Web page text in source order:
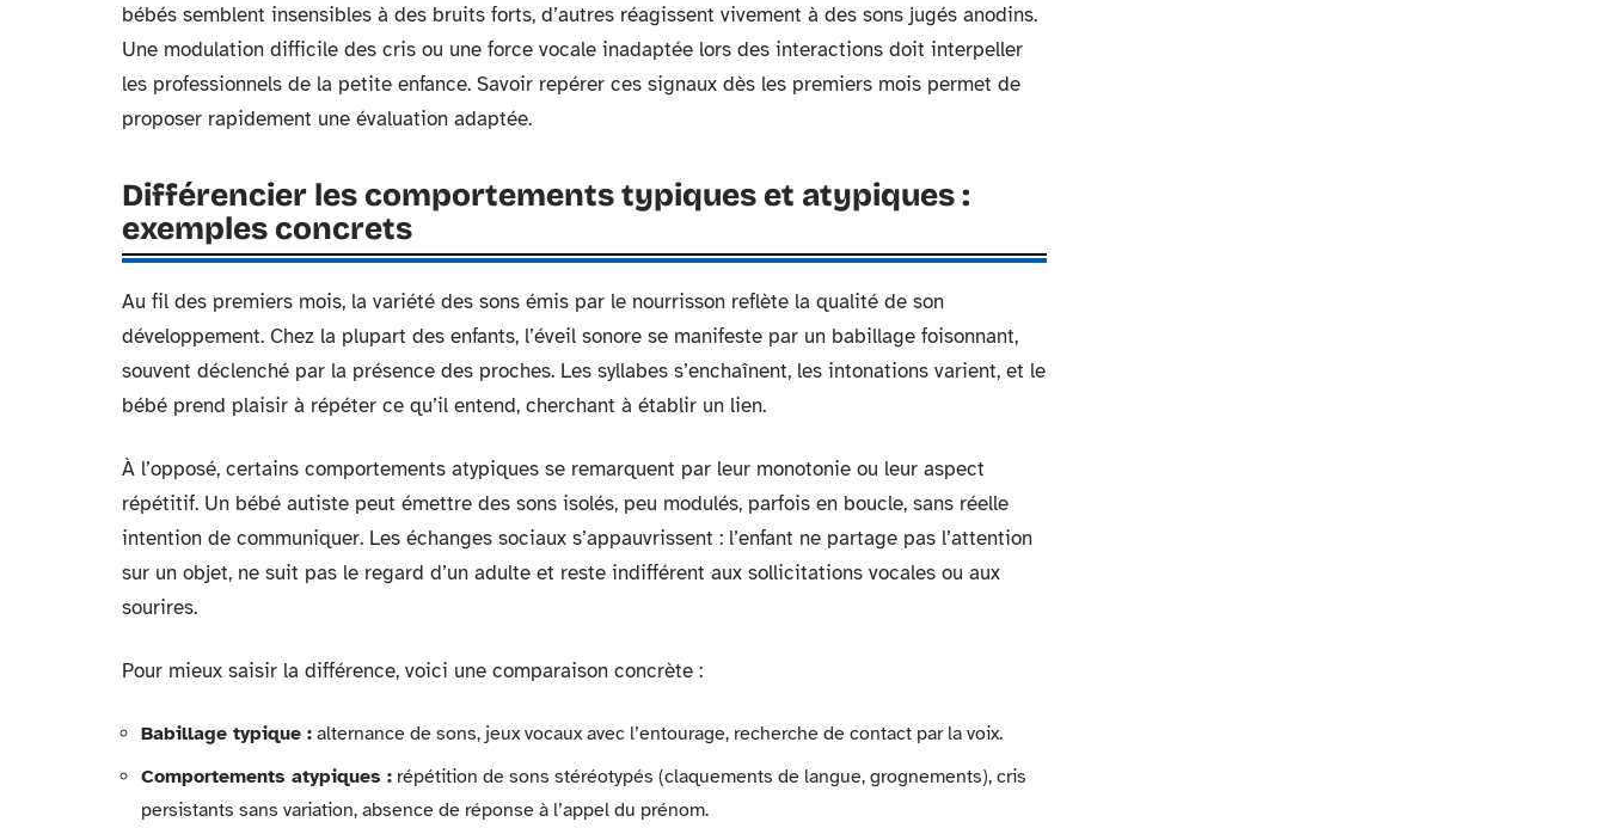
bébés semblent insensibles à des bruits forts, d’autres réagissent vivement à des sons jugés anodins.
Une modulation difficile des cris ou une force vocale inadaptée lors des interactions doit interpeller
les professionnels de la petite enfance. Savoir repérer ces signaux dès les premiers mois permet de
proposer rapidement une évaluation adaptée.
Différencier les comportements typiques et atypiques :
exemples concrets
Au fil des premiers mois, la variété des sons émis par le nourrisson reflète la qualité de son
développement. Chez la plupart des enfants, l’éveil sonore se manifeste par un babillage foisonnant,
souvent déclenché par la présence des proches. Les syllabes s’enchaînent, les intonations varient, et le
bébé prend plaisir à répéter ce qu’il entend, cherchant à établir un lien.
À l’opposé, certains comportements atypiques se remarquent par leur monotonie ou leur aspect
répétitif. Un bébé autiste peut émettre des sons isolés, peu modulés, parfois en boucle, sans réelle
intention de communiquer. Les échanges sociaux s’appauvrissent : l’enfant ne partage pas l’attention
sur un objet, ne suit pas le regard d’un adulte et reste indifférent aux sollicitations vocales ou aux
sourires.
Pour mieux saisir la différence, voici une comparaison concrète :
Babillage typique : alternance de sons, jeux vocaux avec l’entourage, recherche de contact par la voix.
Comportements atypiques : répétition de sons stéréotypés (claquements de langue, grognements), cris
persistants sans variation, absence de réponse à l’appel du prénom.